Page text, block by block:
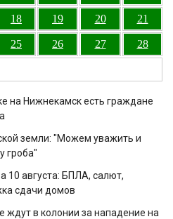
18 19 20 21
25 26 27 28
на Нижнекамск есть граждане
земли: "Можем уважить и
гроба"
10 августа: БПЛА, салют,
сдачи домов
ждут в колонии за нападение на